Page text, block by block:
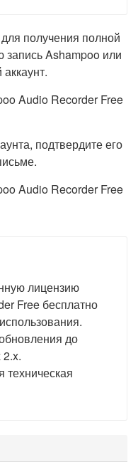
получения полной
запись Ashampoo или
подтвердите его
лицензию
Free бесплатно
до
техническая